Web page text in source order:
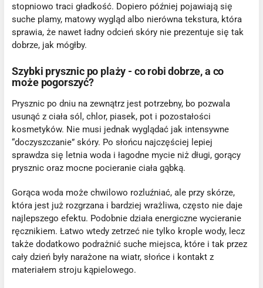
stopniowo traci gładkość. Dopiero później pojawiają się
suche plamy, matowy wygląd albo nierówna tekstura, która
sprawia, że nawet ładny odcień skóry nie prezentuje się tak
dobrze, jak mógłby.
Szybki prysznic po plaży - co robi dobrze, a co
może pogorszyć?
Prysznic po dniu na zewnątrz jest potrzebny, bo pozwala
usunąć z ciała sól, chlor, piasek, pot i pozostałości
kosmetyków. Nie musi jednak wyglądać jak intensywne
“doczyszczanie” skóry. Po słońcu najczęściej lepiej
sprawdza się letnia woda i łagodne mycie niż długi, gorący
prysznic oraz mocne pocieranie ciała gąbką.
Gorąca woda może chwilowo rozluźniać, ale przy skórze,
która jest już rozgrzana i bardziej wrażliwa, często nie daje
najlepszego efektu. Podobnie działa energiczne wycieranie
ręcznikiem. Łatwo wtedy zetrzeć nie tylko krople wody, lecz
także dodatkowo podrażnić suche miejsca, które i tak przez
cały dzień były narażone na wiatr, słońce i kontakt z
materiałem stroju kąpielowego.